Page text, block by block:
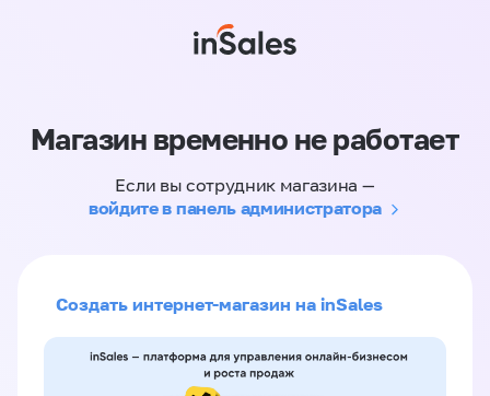
Магазин временно не работает
Если вы сотрудник магазина —
войдите в панель администратора
Создать интернет-магазин на inSales